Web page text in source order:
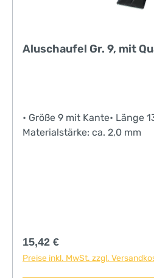
Aluschaufel Gr. 9, mit
• Größe 9 mit Kante• Länge
Materialstärke: ca. 2,0 mm
Regulärer Preis:
15,42 €
Preise inkl. MwSt. zzgl.